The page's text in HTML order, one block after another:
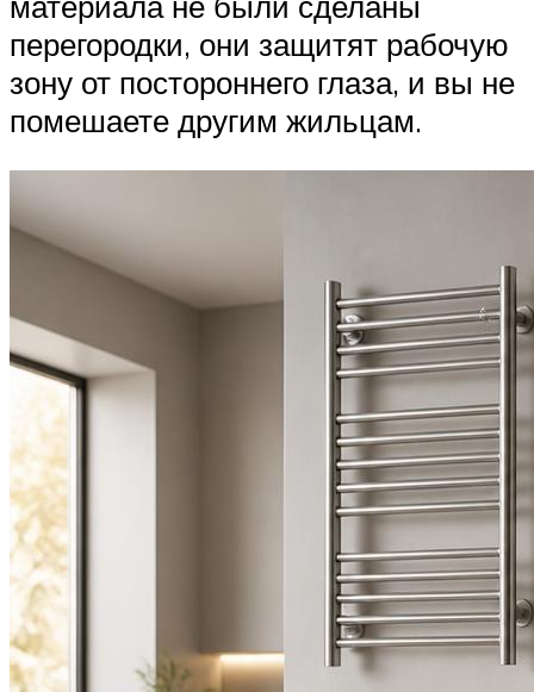
перегородки, они защитят рабочую
зону от постороннего глаза, и вы не
помешаете другим жильцам.